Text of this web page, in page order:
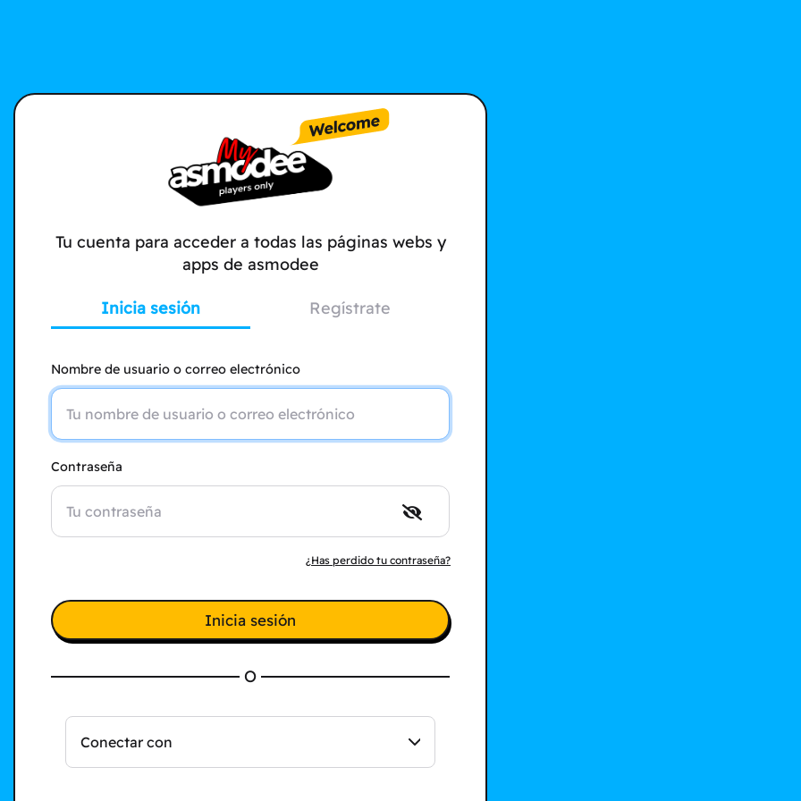
Tu cuenta para acceder a todas las páginas webs y
apps de asmodee
Inicia sesión Regístrate
Nombre de usuario o correo electrónico
Contraseña
¿Has perdido tu contraseña?
Inicia sesión
O
Conectar con